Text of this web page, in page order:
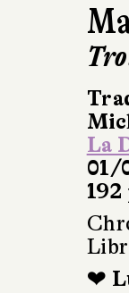
La
01/
192
❤